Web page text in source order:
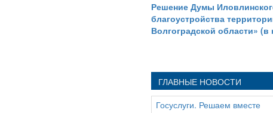
Решение Думы
благоустройства
Волгоградской области»
ГЛАВНЫЕ НОВОСТИ
Госуслуги. Решаем вместе